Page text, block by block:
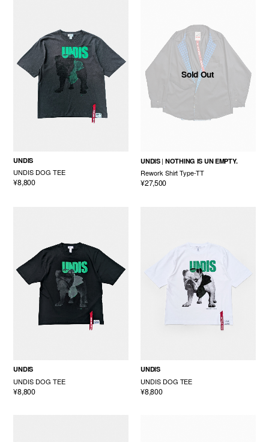
UNDIS
UNDIS DOG TEE
¥8,800
Sold Out
UNDIS NOTHING IS UN EMPTY.
Rework Shirt Type-TT
¥27,500
UNDIS
UNDIS DOG TEE
¥8,800
UNDIS
UNDIS DOG TEE
¥8,800